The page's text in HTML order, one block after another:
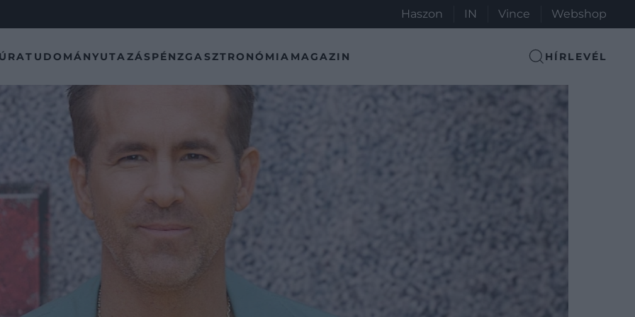
Haszon IN Vince Webshop
TUDOMÁNYUTAZÁSPÉNZGASZTRONÓMIA MAGAZIN HÍRLEVÉL